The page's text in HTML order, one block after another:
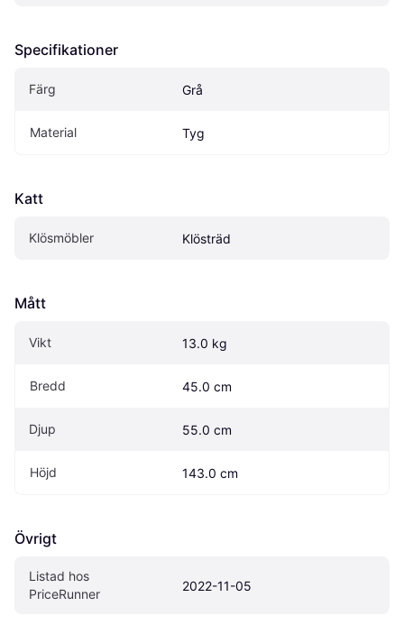
Specifikationer
Färg Grå
Material Tyg
Katt
Klösmöbler Klösträd
Mått
Vikt 13.0 kg
Bredd 45.0 cm
Djup 55.0 cm
Höjd 143.0 cm
Övrigt
Listad hos
PriceRunner
2022-11-05